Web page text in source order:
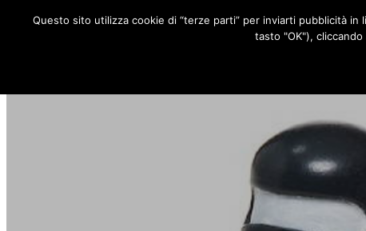
RUBRICHE
Questo sito utilizza cookie di “terze parti” per inviarti pubblicità
tasto "OK"),